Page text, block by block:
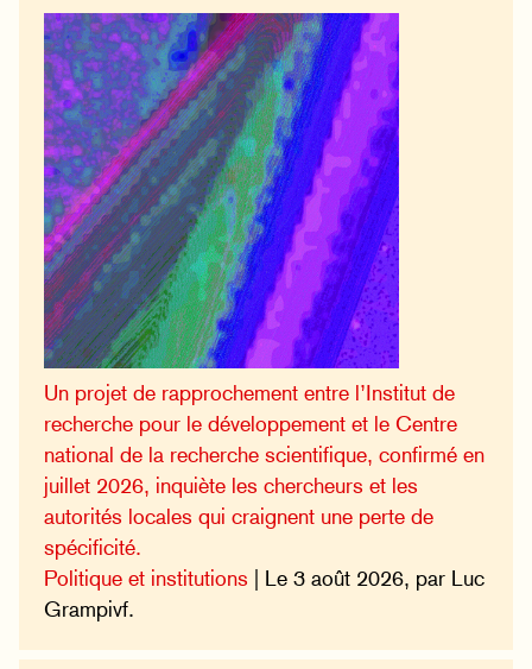
Un projet de rapprochement entre l’Institut de
recherche pour le développement et le Centre
national de la recherche scientifique, confirmé en
juillet 2026, inquiète les chercheurs et les
autorités locales qui craignent une perte de
spécificité.
Politique et institutions | Le 3 août 2026, par Luc
Grampivf.